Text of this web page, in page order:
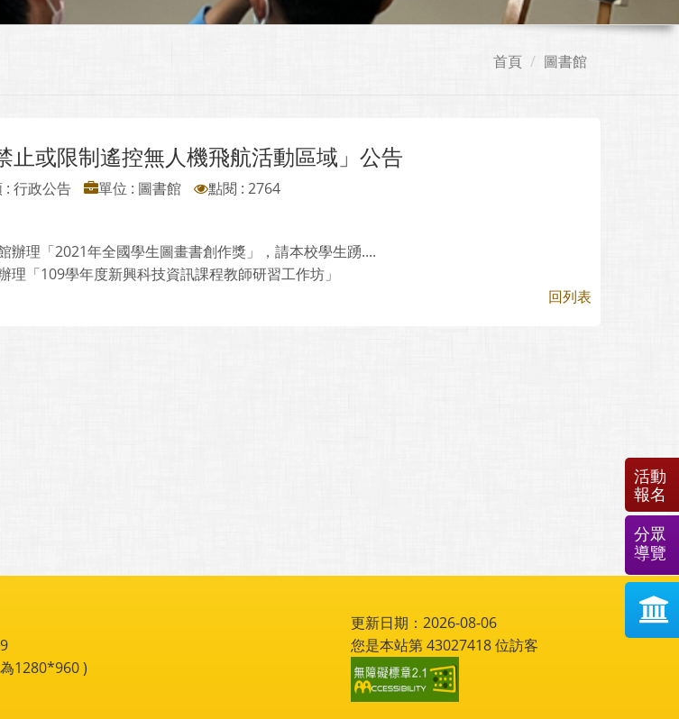
首頁 圖書館
止或限制遙控無人機飛航活動區域」公告
: 行政公告 單位 : 圖書館
點閱 : 2764
辦理「2021年全國學生圖畫書創作獎」，請本校學生踴....
理「109學年度新興科技資訊課程教師研習工作坊」
回列表
1280*960 )
更新日期：2026-08-06
您是本站第43027418位訪客
活動
報名
分眾
導覽